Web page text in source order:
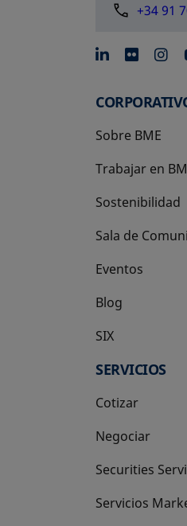
+34 91
se abre
se
Sobre BME
Trabajar en
Sostenibilidad
Sala de
Eventos
Blog
SIX
se abre en una
SERVICIOS
Cotizar
Negociar
Securities
Servicios